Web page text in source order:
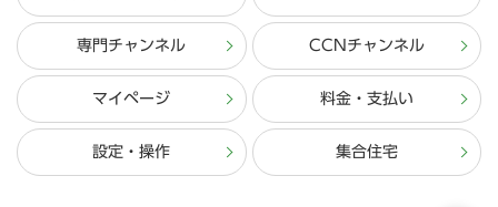
専門チャンネル CCNチャンネル
マイページ 料金・支払い
設定・操作 集合住宅